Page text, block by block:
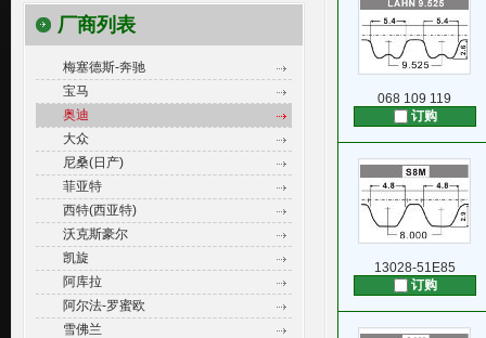
订购
068 109 119
订购
13028-51E85
厂商列表
梅塞德斯-奔驰
宝马
奥迪
大众
尼桑(日产)
菲亚特
西特(西亚特)
沃克斯豪尔
凯旋
阿库拉
阿尔法-罗蜜欧
雪佛兰